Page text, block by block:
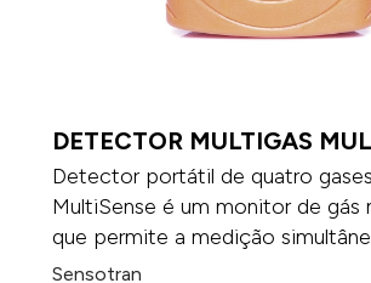
DETECTOR MULTIGAS
Detector portátil de quatro
MultiSense é um monitor de gás
que permite a medição
quatro gases, incluindo sulfeto de
Sensotran